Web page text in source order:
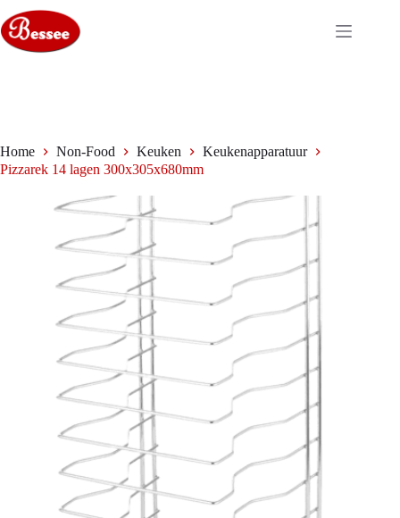
naar
de
inhoud
Home Non-Food Keuken
Keukenapparatuur
Pizzarek 14 lagen 300x305x680mm